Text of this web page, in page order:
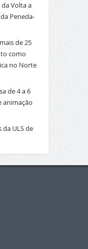
Volta a
Peneda-
de 25
como
no Norte
de 4 a 6
animação
ULS de